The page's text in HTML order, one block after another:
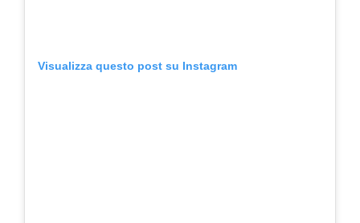
Visualizza questo post su Instagram